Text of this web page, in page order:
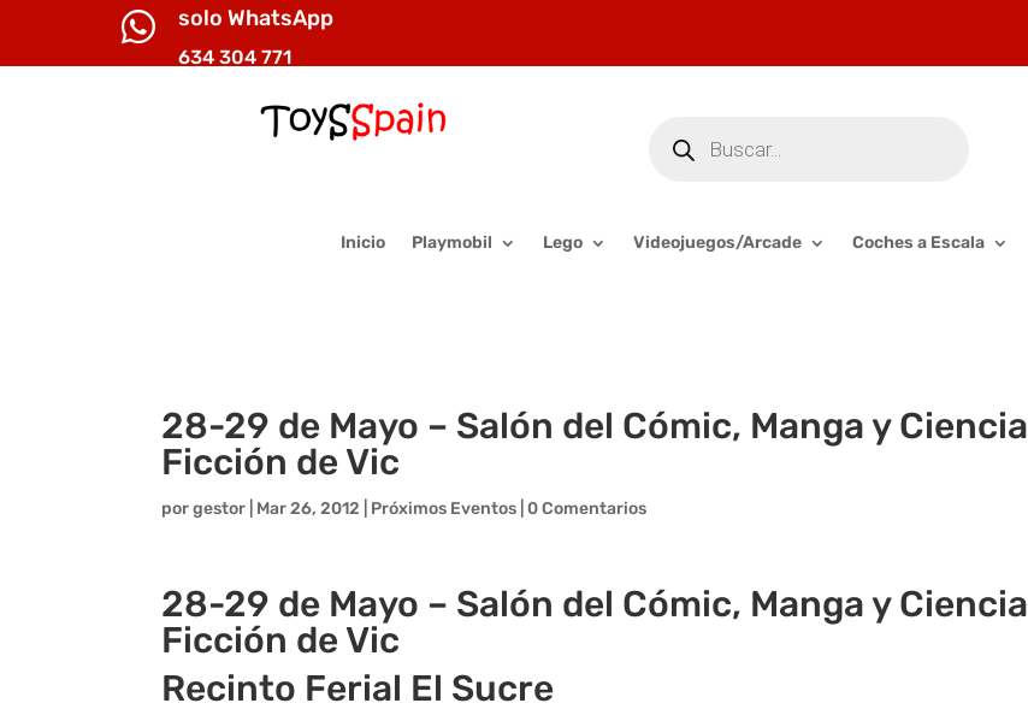
 solo WhatsApp
634 304 771
productos
Inicio Playmobil Lego Videojuegos/Arcade Coches a Escala
28-29 de Mayo – Salón del Cómic, Manga y Ciencia
Ficción de Vic
porgestor Mar 26, 2012 Próximos Eventos |0 Comentarios
28-29 de Mayo – Salón del Cómic, Manga y Ciencia
Ficción de Vic
Recinto Ferial El Sucre